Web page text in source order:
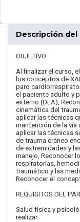
Descripción del
OBJETIVO
Al finalizar el curso,
los conceptos de
paro
el paciente adulto y
externo (DEA),
cinemática del
aplicar las técnicas
mantención de la vía
aplicar las técnicas
de trauma cráneo
de extremidades y
manejo, Reconocer
respiratorias,
traumático y las
Reconocer el
REQUISITOS DEL
Salud física y
realizar.